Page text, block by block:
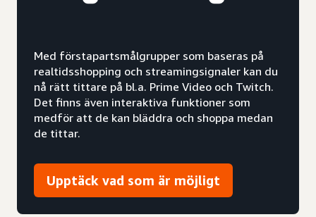
Med förstapartsmålgrupper som baseras på
realtidsshopping och streamingsignaler kan du
nå rätt tittare på bl.a. Prime Video och Twitch.
Det finns även interaktiva funktioner som
medför att de kan bläddra och shoppa medan
de tittar.
Upptäck vad som är möjligt